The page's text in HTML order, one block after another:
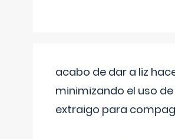
acabo de dar a liz
minimizando el uso
extraigo para